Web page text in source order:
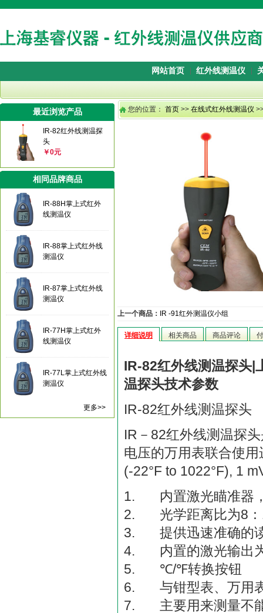
网站首页 红外线测温仪
最近浏览产品
IR-82红外线测温探
头
￥0元
相同品牌商品
IR-88H掌上式红外
线测温仪
IR-88掌上式红外线
测温仪
IR-87掌上式红外线
测温仪
IR-77H掌上式红外
线测温仪
IR-77L掌上式红外线
测温仪
更多>>
您的位置： 首页 >> 在线式红外线测温仪
上一个商品： IR -91红外测温仪小组
详细说明 相关商品 商品评论
IR-82红外线测温探头|
温探头技术参数
IR-82红外线测温探头
IR－82红外线测温探
电压的万用表联合使
(-22°F to 1022°F), 1
1. 内置激光瞄准器，
2. 光学距离比为8
3. 提供迅速准确的
4. 内置的激光输出
5. ℃/℉转换按钮
6. 与钳型表、万用表
7. 主要用来测量不